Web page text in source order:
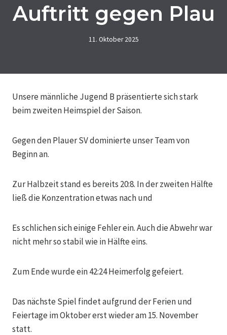
Auftritt gegen Plau
11. Oktober 2025
Unsere männliche Jugend B präsentierte sich stark
beim zweiten Heimspiel der Saison.
Gegen den Plauer SV dominierte unser Team von
Beginn an.
Zur Halbzeit stand es bereits 20:8. In der zweiten Hälfte
ließ die Konzentration etwas nach und
Es schlichen sich einige Fehler ein. Auch die Abwehr war
nicht mehr so stabil wie in Hälfte eins.
Zum Ende wurde ein 42:24 Heimerfolg gefeiert.
Das nächste Spiel findet aufgrund der Ferien und
Feiertage im Oktober erst wieder am 15. November
statt.